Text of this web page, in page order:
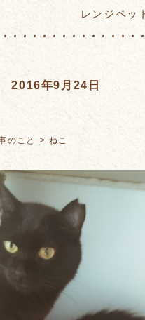
レンジペッ
2016年9月24日
のこと >ねこ